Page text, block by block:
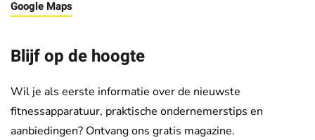
Google Maps
Blijf op de hoogte
Wil je als eerste informatie over de nieuwste
fitnessapparatuur, praktische ondernemerstips en
aanbiedingen? Ontvang ons gratis magazine.